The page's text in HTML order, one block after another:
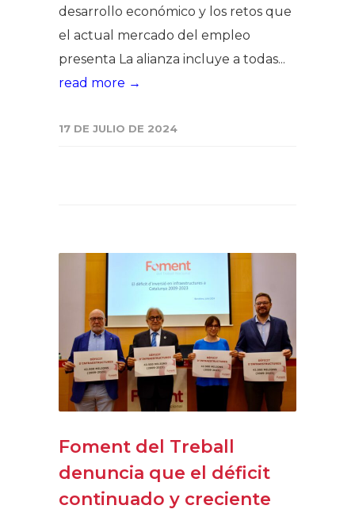
desarrollo económico y los retos que
el actual mercado del empleo
presenta La alianza incluye a todas...
read more →
17 DE JULIO DE 2024
Foment del Treball
denuncia que el déficit
continuado y creciente